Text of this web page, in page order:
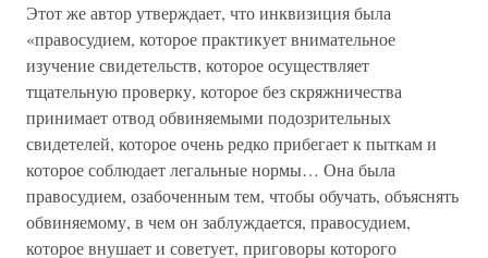
Этот же автор утверждает, что инквизиция была
«правосудием, которое практикует внимательное
изучение свидетельств, которое осуществляет
тщательную проверку, которое без скряжничества
принимает отвод обвиняемыми подозрительных
свидетелей, которое очень редко прибегает к пыткам и
которое соблюдает легальные нормы… Она была
правосудием, озабоченным тем, чтобы обучать, объяснять
обвиняемому, в чем он заблуждается, правосудием,
которое внушает и советует, приговоры которого